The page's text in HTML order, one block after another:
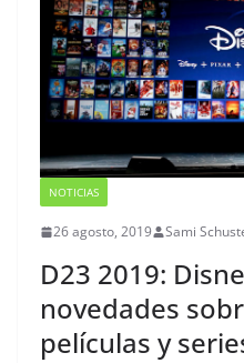
NOTICIAS
26 agosto, 2019 Sami
D23 2019:
novedades
películas y